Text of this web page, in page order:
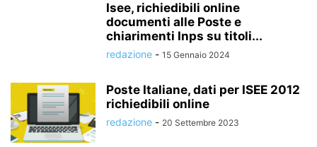
Isee, richiedibili online
documenti alle Poste e
chiarimenti Inps su titoli...
redazione - 15 Gennaio 2024
Poste Italiane, dati per ISEE 2012
richiedibili online
redazione - 20 Settembre 2023